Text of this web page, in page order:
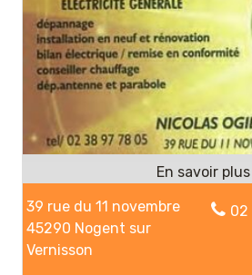
39 rue du 11 novembre
45290 Nogent sur
Vernisson
02